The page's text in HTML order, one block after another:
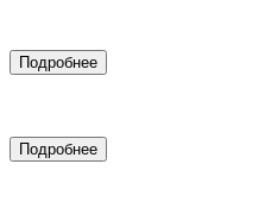
Подробнее
Подробнее